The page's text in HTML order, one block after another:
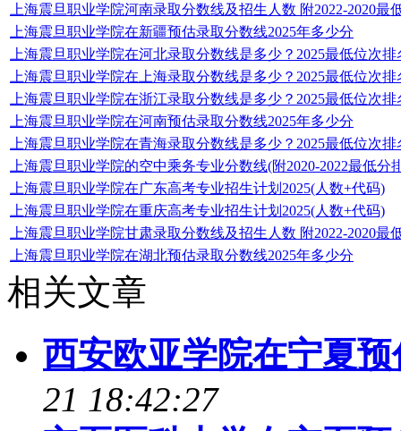
上海震旦职业学院河南录取分数线及招生人数 附2022-2020最
上海震旦职业学院在新疆预估录取分数线2025年多少分
上海震旦职业学院在河北录取分数线是多少？2025最低位次排
上海震旦职业学院在上海录取分数线是多少？2025最低位次排
上海震旦职业学院在浙江录取分数线是多少？2025最低位次排
上海震旦职业学院在河南预估录取分数线2025年多少分
上海震旦职业学院在青海录取分数线是多少？2025最低位次排
上海震旦职业学院的空中乘务专业分数线(附2020-2022最低分
上海震旦职业学院在广东高考专业招生计划2025(人数+代码)
上海震旦职业学院在重庆高考专业招生计划2025(人数+代码)
上海震旦职业学院甘肃录取分数线及招生人数 附2022-2020最
上海震旦职业学院在湖北预估录取分数线2025年多少分
相关文章
西安欧亚学院在宁夏
21 18:42:27